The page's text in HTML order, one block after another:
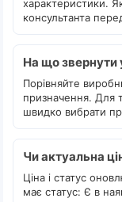
характеристики.
консультанта
На що звернути
Порівняйте
призначення. Для
швидко вибрати
Чи актуальна
Ціна і статус
має статус: Є в